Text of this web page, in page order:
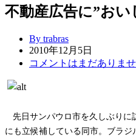
不動産広告に”お
By trabras
2010年12月5日
コメントはまだありま
先日サンパウロ市を久しぶりに
にも立候補している同市。ブラ